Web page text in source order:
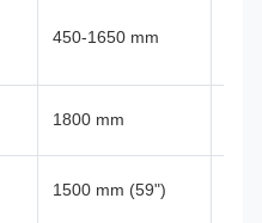
450-1650 mm
1800 mm
1500 mm (59")